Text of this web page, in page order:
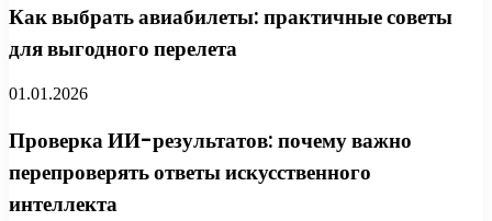
Как выбрать авиабилеты: практичные советы
для выгодного перелета
01.01.2026
Проверка ИИ-результатов: почему важно
перепроверять ответы искусственного
интеллекта